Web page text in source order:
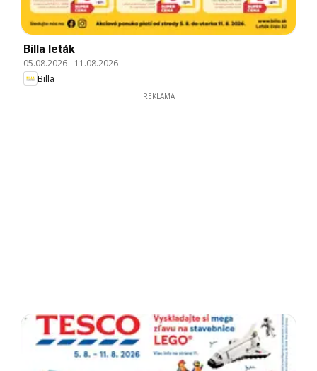
Billa leták
05.08.2026- 11.08.2026
Billa
REKLAMA